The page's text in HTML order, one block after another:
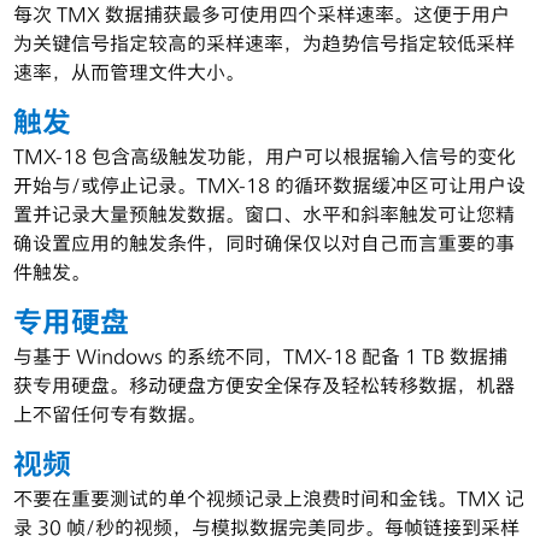
每次 TMX 数据捕获最多可使用四个采样速率。这便于用户
为关键信号指定较高的采样速率，为趋势信号指定较低采样
速率，从而管理文件大小。
触发
TMX-18 包含高级触发功能，用户可以根据输入信号的变化
开始与/或停止记录。TMX-18 的循环数据缓冲区可让用户设
置并记录大量预触发数据。窗口、水平和斜率触发可让您精
确设置应用的触发条件，同时确保仅以对自己而言重要的事
件触发。
专用硬盘
与基于 Windows 的系统不同，TMX-18 配备 1 TB 数据捕
获专用硬盘。移动硬盘方便安全保存及轻松转移数据，机器
上不留任何专有数据。
视频
不要在重要测试的单个视频记录上浪费时间和金钱。TMX 记
录 30 帧/秒的视频，与模拟数据完美同步。每帧链接到采样